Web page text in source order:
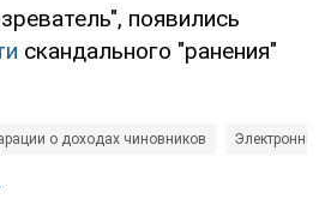
появились
скандального "ранения"
о доходах чиновников